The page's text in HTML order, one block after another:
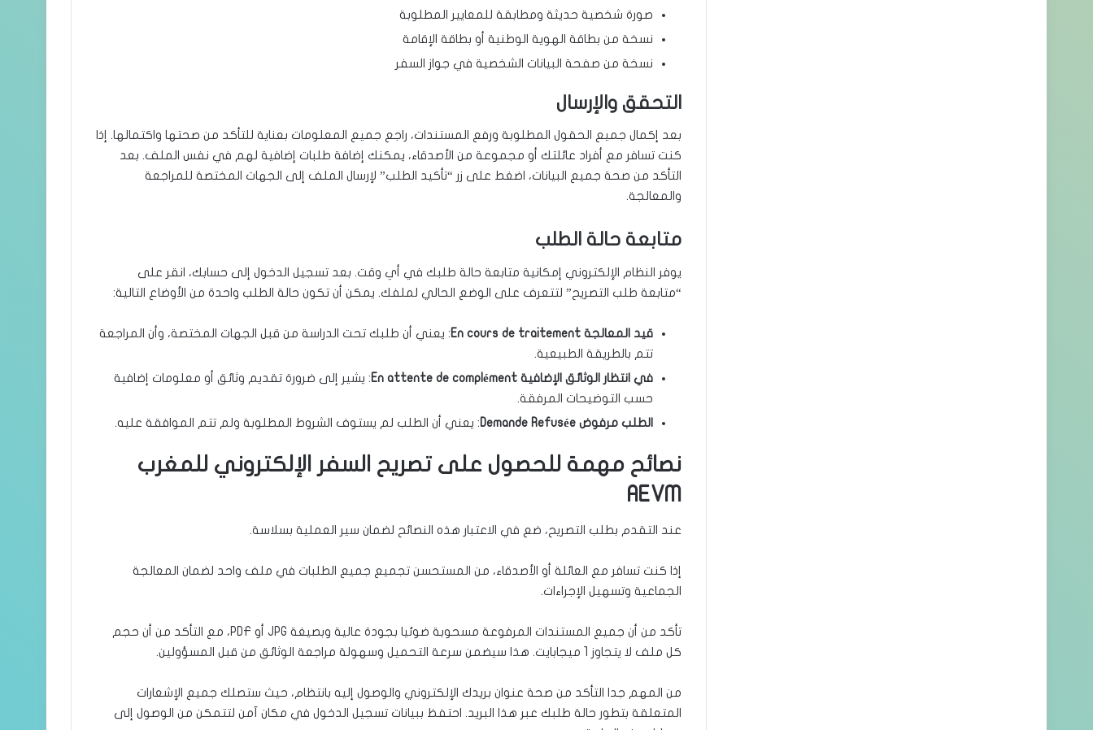
صورة شخصية حديثة ومطابقة للمعايير المطلوبة
نسخة من بطاقة الهوية الوطنية أو بطاقة الإقامة
نسخة من صفحة البيانات الشخصية في جواز السفر
التحقق والإرسال
بعد إكمال جميع الحقول المطلوبة ورفع المستندات، راجع جميع المعلومات بعناية للتأكد من صحتها واكتمالها. إذا
كنت تسافر مع أفراد عائلتك أو مجموعة من الأصدقاء، يمكنك إضافة طلبات إضافية لهم في نفس الملف. بعد
التأكد من صحة جميع البيانات، اضغط على زر “تأكيد الطلب” لإرسال الملف إلى الجهات المختصة للمراجعة
والمعالجة.
متابعة حالة الطلب
يوفر النظام الإلكتروني إمكانية متابعة حالة طلبك في أي وقت. بعد تسجيل الدخول إلى حسابك، انقر على
“متابعة طلب التصريح” لتتعرف على الوضع الحالي لملفك. يمكن أن تكون حالة الطلب واحدة من الأوضاع التالية:
قيد المعالجة En cours de traitement
: يعني أن طلبك تحت الدراسة من قبل الجهات المختصة، وأن المراجعة
تتم بالطريقة الطبيعية.
في انتظار الوثائق الإضافية En attente de complément
: يشير إلى ضرورة تقديم وثائق أو معلومات إضافية
حسب التوضيحات المرفقة.
الطلب مرفوض Demande Refusée
: يعني أن الطلب لم يستوف الشروط المطلوبة ولم تتم الموافقة عليه.
نصائح مهمة للحصول على تصريح السفر الإلكتروني للمغرب
AEVM
عند التقدم بطلب التصريح، ضع في الاعتبار هذه النصائح لضمان سير العملية بسلاسة.
إذا كنت تسافر مع العائلة أو الأصدقاء، من المستحسن تجميع جميع الطلبات في ملف واحد لضمان المعالجة
الجماعية وتسهيل الإجراءات.
تأكد من أن جميع المستندات المرفوعة مسحوبة ضوئيا بجودة عالية وبصيغة JPG أو PDF، مع التأكد من أن حجم
كل ملف لا يتجاوز 1 ميجابايت. هذا سيضمن سرعة التحميل وسهولة مراجعة الوثائق من قبل المسؤولين.
من المهم جدا التأكد من صحة عنوان بريدك الإلكتروني والوصول إليه بانتظام، حيث ستصلك جميع الإشعارات
المتعلقة بتطور حالة طلبك عبر هذا البريد. احتفظ ببيانات تسجيل الدخول في مكان آمن لتتمكن من الوصول إلى